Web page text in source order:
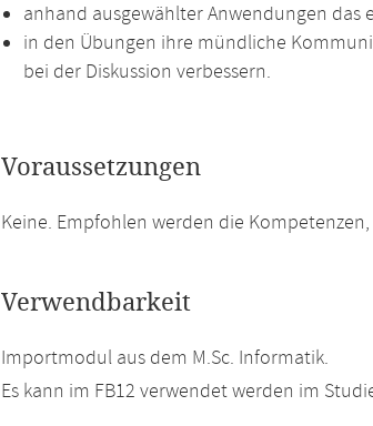
anhand ausgewählter Anwendungen
in den Übungen ihre mündliche
bei der Diskussion verbessern.
Voraussetzungen
Keine. Empfohlen werden die
Verwendbarkeit
Importmodul aus dem M.Sc. Informatik.
Es kann im FB12 verwendet werden im